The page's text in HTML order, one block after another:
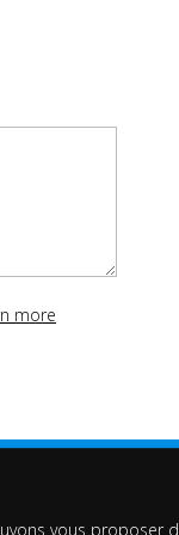
more
vous proposer